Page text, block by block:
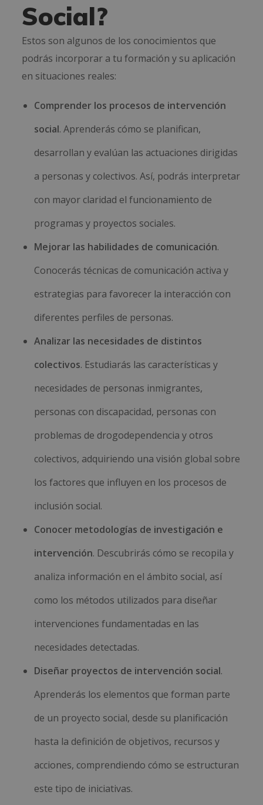
Social?
Estos son algunos de los conocimientos que
podrás incorporar a tu formación y su aplicación
en situaciones reales:
Comprender los procesos de intervención
social. Aprenderás cómo se planifican,
desarrollan y evalúan las actuaciones dirigidas
a personas y colectivos. Así, podrás interpretar
con mayor claridad el funcionamiento de
programas y proyectos sociales.
Mejorar las habilidades de comunicación.
Conocerás técnicas de comunicación activa y
estrategias para favorecer la interacción con
diferentes perfiles de personas.
Analizar las necesidades de distintos
colectivos. Estudiarás las características y
necesidades de personas inmigrantes,
personas con discapacidad, personas con
problemas de drogodependencia y otros
colectivos, adquiriendo una visión global sobre
los factores que influyen en los procesos de
inclusión social.
Conocer metodologías de investigación e
intervención. Descubrirás cómo se recopila y
analiza información en el ámbito social, así
como los métodos utilizados para diseñar
intervenciones fundamentadas en las
necesidades detectadas.
Diseñar proyectos de intervención social.
Aprenderás los elementos que forman parte
de un proyecto social, desde su planificación
hasta la definición de objetivos, recursos y
acciones, comprendiendo cómo se estructuran
este tipo de iniciativas.